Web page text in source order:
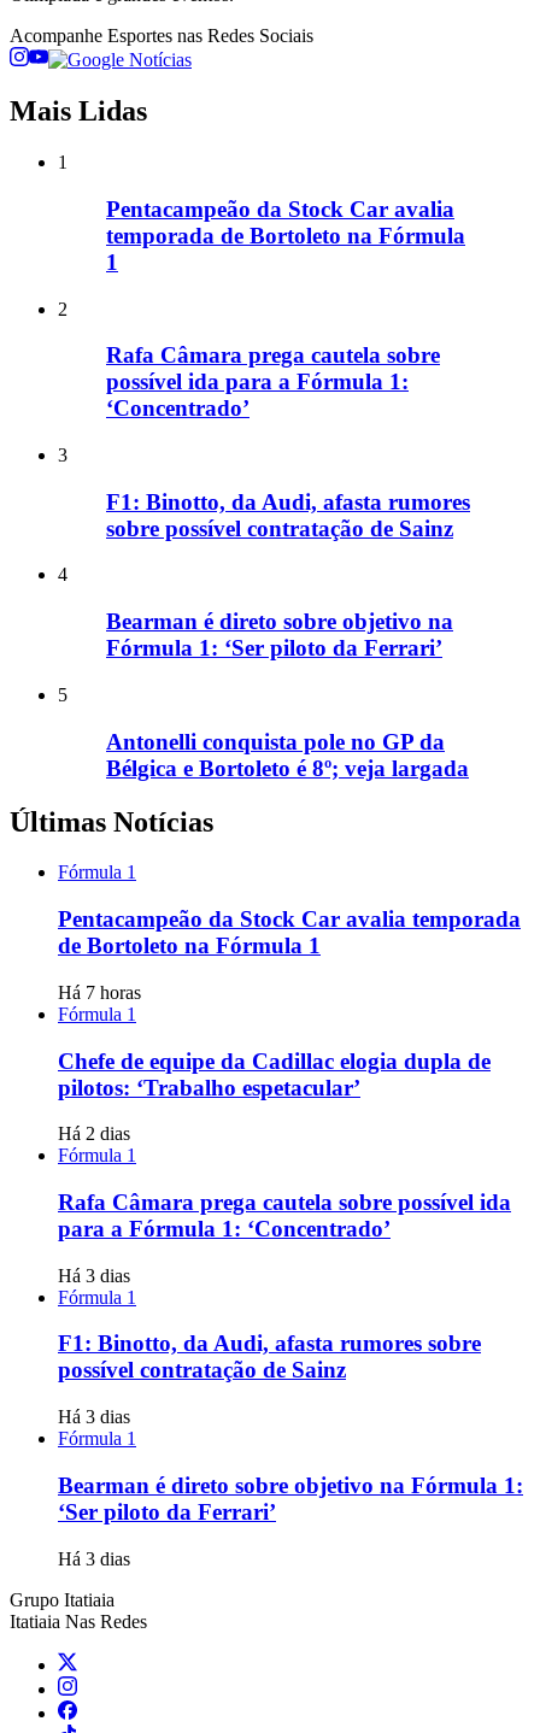
Acompanhe Esportes nas Redes Sociais
Mais Lidas
1
Pentacampeão da Stock Car avalia
temporada de Bortoleto na Fórmula
1
2
Rafa Câmara prega cautela sobre
possível ida para a Fórmula 1:
‘Concentrado’
3
F1: Binotto, da Audi, afasta rumores
sobre possível contratação de Sainz
4
Bearman é direto sobre objetivo na
Fórmula 1: ‘Ser piloto da Ferrari’
5
Antonelli conquista pole no GP da
Bélgica e Bortoleto é 8º; veja largada
Últimas Notícias
Fórmula 1
Pentacampeão da Stock Car avalia temporada
de Bortoleto na Fórmula 1
Há 7 horas
Fórmula 1
Chefe de equipe da Cadillac elogia dupla de
pilotos: ‘Trabalho espetacular’
Há 2 dias
Fórmula 1
Rafa Câmara prega cautela sobre possível ida
para a Fórmula 1: ‘Concentrado’
Há 3 dias
Fórmula 1
F1: Binotto, da Audi, afasta rumores sobre
possível contratação de Sainz
Há 3 dias
Fórmula 1
Bearman é direto sobre objetivo na Fórmula 1:
‘Ser piloto da Ferrari’
Há 3 dias
Grupo Itatiaia
Itatiaia Nas Redes